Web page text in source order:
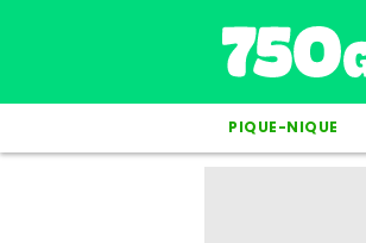
PIQUE-NIQUE